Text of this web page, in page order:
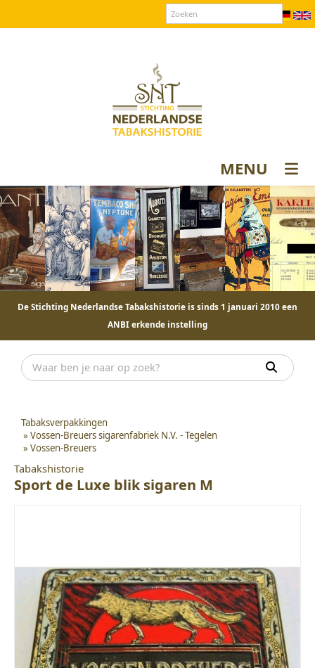
MENU
De Stichting Nederlandse Tabakshistorie is sinds 1 januari 2010 een
ANBI erkende instelling
Tabaksverpakkingen
» Vossen-Breuers sigarenfabriek N.V. - Tegelen
» Vossen-Breuers
Tabakshistorie
Sport de Luxe blik sigaren M